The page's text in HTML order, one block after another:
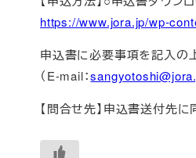
https://www.jora.jp/wp-
申込書に必要事項を記入の
（E-mail：
【問合せ先】申込書送付先に